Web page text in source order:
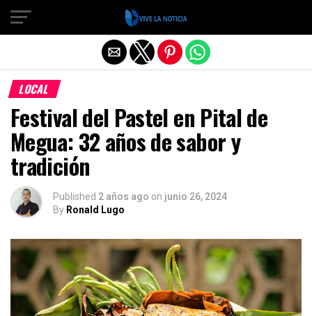
LOCAL
Festival del Pastel en Pital de
Megua: 32 años de sabor y
tradición
Published 2 años ago on junio 26, 2024
By Ronald Lugo
Salir de la versión móvil